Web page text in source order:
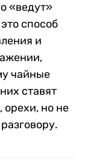
«ведут»
способ
и
чайные
ставят
орехи, но не